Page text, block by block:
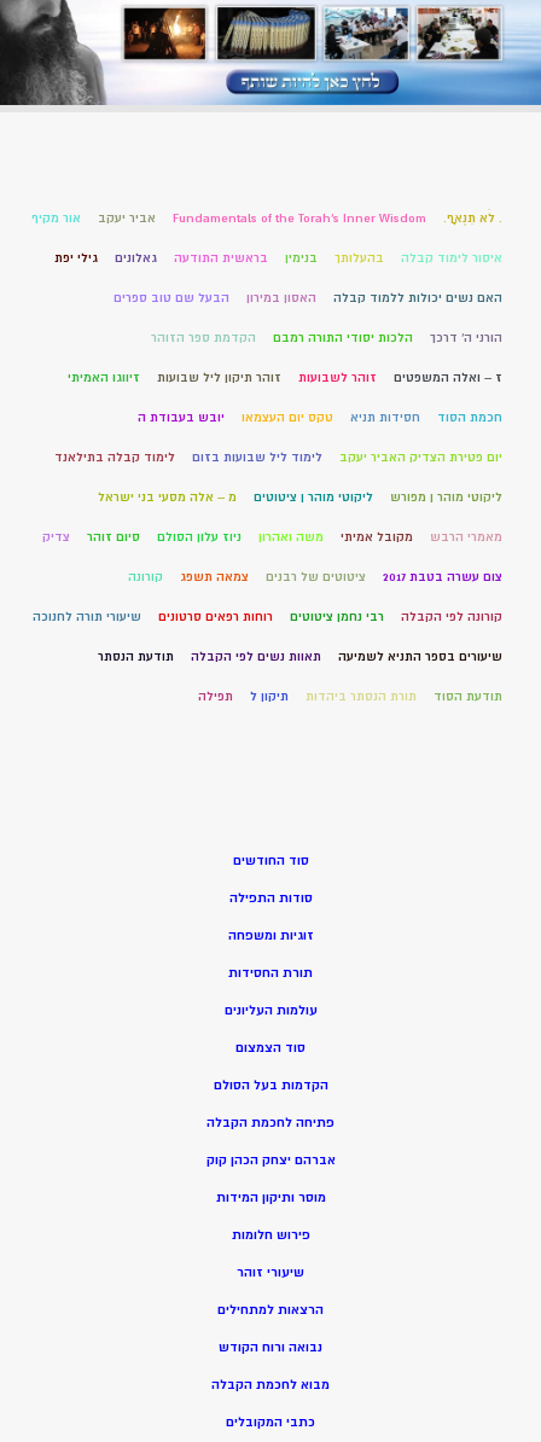
. לֹא תִנְאָף. Fundamentals of the Torah’s Inner Wisdom אביר יעקב אור מקיף
איסור לימוד קבלה בהעלותך בנימין בראשית התודעה גאלונים גילי יפת
האם נשים יכולות ללמוד קבלה האסון במירון הבעל שם טוב ספרים
הורני ה' דרכך הלכות יסודי התורה רמבם הקדמת ספר הזוהר
ז – ואלה המשפטים זוהר לשבועות זוהר תיקון ליל שבועות זיווגו האמיתי
חכמת הסוד חסידות תניא טקס יום העצמאו יובש בעבודת ה
יום פטירת הצדיק האביר יעקב לימוד ליל שבועות בזום לימוד קבלה בתילאנד
ליקוטי מוהר ן מפורש ליקוטי מוהר ן ציטוטים מ – אלה מסעי בני ישראל
מאמרי הרבש מקובל אמיתי משה ואהרון ניוז עלון הסולם סיום זוהר צדיק
צום עשרה בטבת 2017 ציטוטים של רבנים צמאה תשפג קורונה
קורונה לפי הקבלה רבי נחמן ציטוטים רוחות רפאים סרטונים שיעורי תורה לחנוכה
שיעורים בספר התניא לשמיעה תאוות נשים לפי הקבלה תודעת הנסתר
תודעת הסוד תורת הנסתר ביהדות תיקון ל תפילה
סוד החודשים
סודות התפילה
זוגיות ומשפחה
תורת החסידות
עולמות העליונים
סוד הצמצום
הקדמות בעל הסולם
פתיחה לחכמת הקבלה
אברהם יצחק הכהן קוק
מוסר ותיקון המידות
פירוש חלומות
שיעורי זוהר
הרצאות למתחילים
נבואה ורוח הקודש
מבוא לחכמת הקבלה
כתבי המקובלים